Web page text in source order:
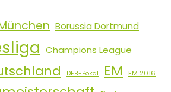
Borussia Dortmund
Champions League
DFB-Pokal EM EM 2016